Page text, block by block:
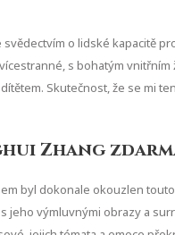
o lidské kapacitě
s bohatým
Skutečnost, že se mi
Zhang
byl dokonale okouzlen
jeho výmluvnými obrazy a